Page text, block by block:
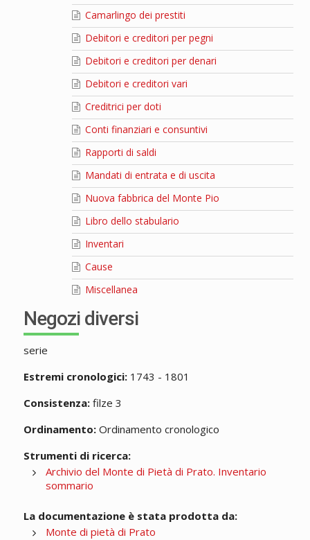
Camarlingo dei prestiti
Debitori e creditori per pegni
Debitori e creditori per denari
Debitori e creditori vari
Creditrici per doti
Conti finanziari e consuntivi
Rapporti di saldi
Mandati di entrata e di uscita
Nuova fabbrica del Monte Pio
Libro dello stabulario
Inventari
Cause
Miscellanea
Negozi diversi
serie
Estremi cronologici:1743 - 1801
Consistenza:filze 3
Ordinamento:Ordinamento cronologico
Strumenti di ricerca:
Archivio del Monte di Pietà di Prato. Inventario
sommario
La documentazione è stata prodotta da:
Monte di pietà di Prato